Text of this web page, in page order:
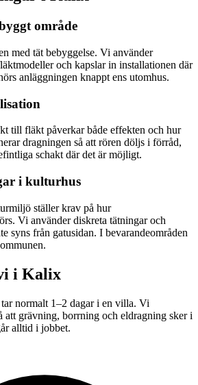
område
med tät bebyggelse. Vi använder
och kapslar in installationen där
anläggningen knappt ens utomhus.
till fläkt påverkar både effekten och hur
dragningen så att rören döljs i förråd,
schakt där det är möjligt.
i kulturhus
ställer krav på hur
Vi använder diskreta tätningar och
syns från gatusidan. I bevarandeområden
i Kalix
normalt 1–2 dagar i en villa. Vi
att grävning, borrning och eldragning sker i
alltid i jobbet.